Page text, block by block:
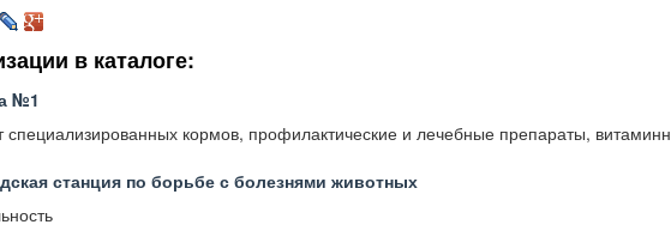
в каталоге:
№1
специализированных кормов, профилактические и лечебные препараты,
станция по борьбе с болезнями животных